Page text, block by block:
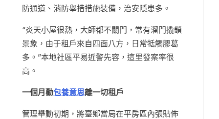
防通道、消防舉措措施裝備，治安隱患多。
“炎天小屋很熱，大師都不關門，常有溜門撬鎖
景象，由于租戶來自四面八方，日常牴觸膠葛
多。”本地社區平易近警先容，這里發案率很
高。
一個月勸包養意思離一切租戶
管理舉動初期，將臺鄉當局在平房區內張貼佈